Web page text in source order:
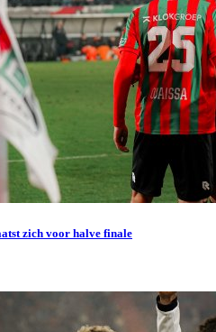
zich voor halve finale